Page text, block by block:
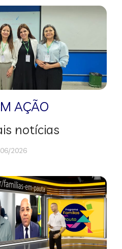
AÇÃO
notícias
2026